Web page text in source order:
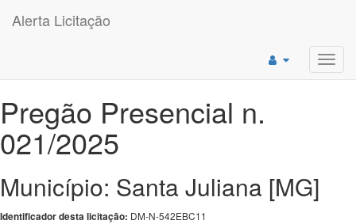
Alerta Licitação
Pregão Presencial n.
021/2025
Município: Santa Juliana [MG]
Identificador desta licitação: DM-N-542EBC11